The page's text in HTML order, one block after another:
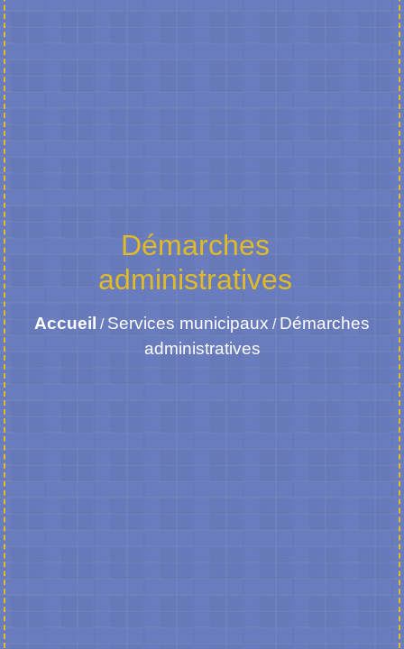
Démarches
administratives
Accueil / Services municipaux / Démarches
administratives